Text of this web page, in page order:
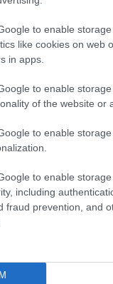
to enable storage
like cookies on web
in apps.
to enable storage
of the website or
to enable storage
to enable storage
including
fraud prevention, and
βαρέων
Οδό